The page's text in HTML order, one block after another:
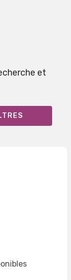
et